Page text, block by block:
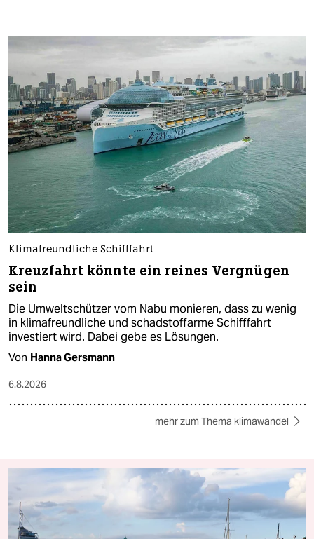
Klimafreundliche Schifffahrt
Kreuzfahrt könnte ein reines Vergnügen
sein
Die Umweltschützer vom Nabu monieren, dass zu wenig
in klimafreundliche und schadstoffarme Schifffahrt
investiert wird. Dabei gebe es Lösungen.
Von Hanna Gersmann
6.8.2026
mehr zum Thema klimawandel